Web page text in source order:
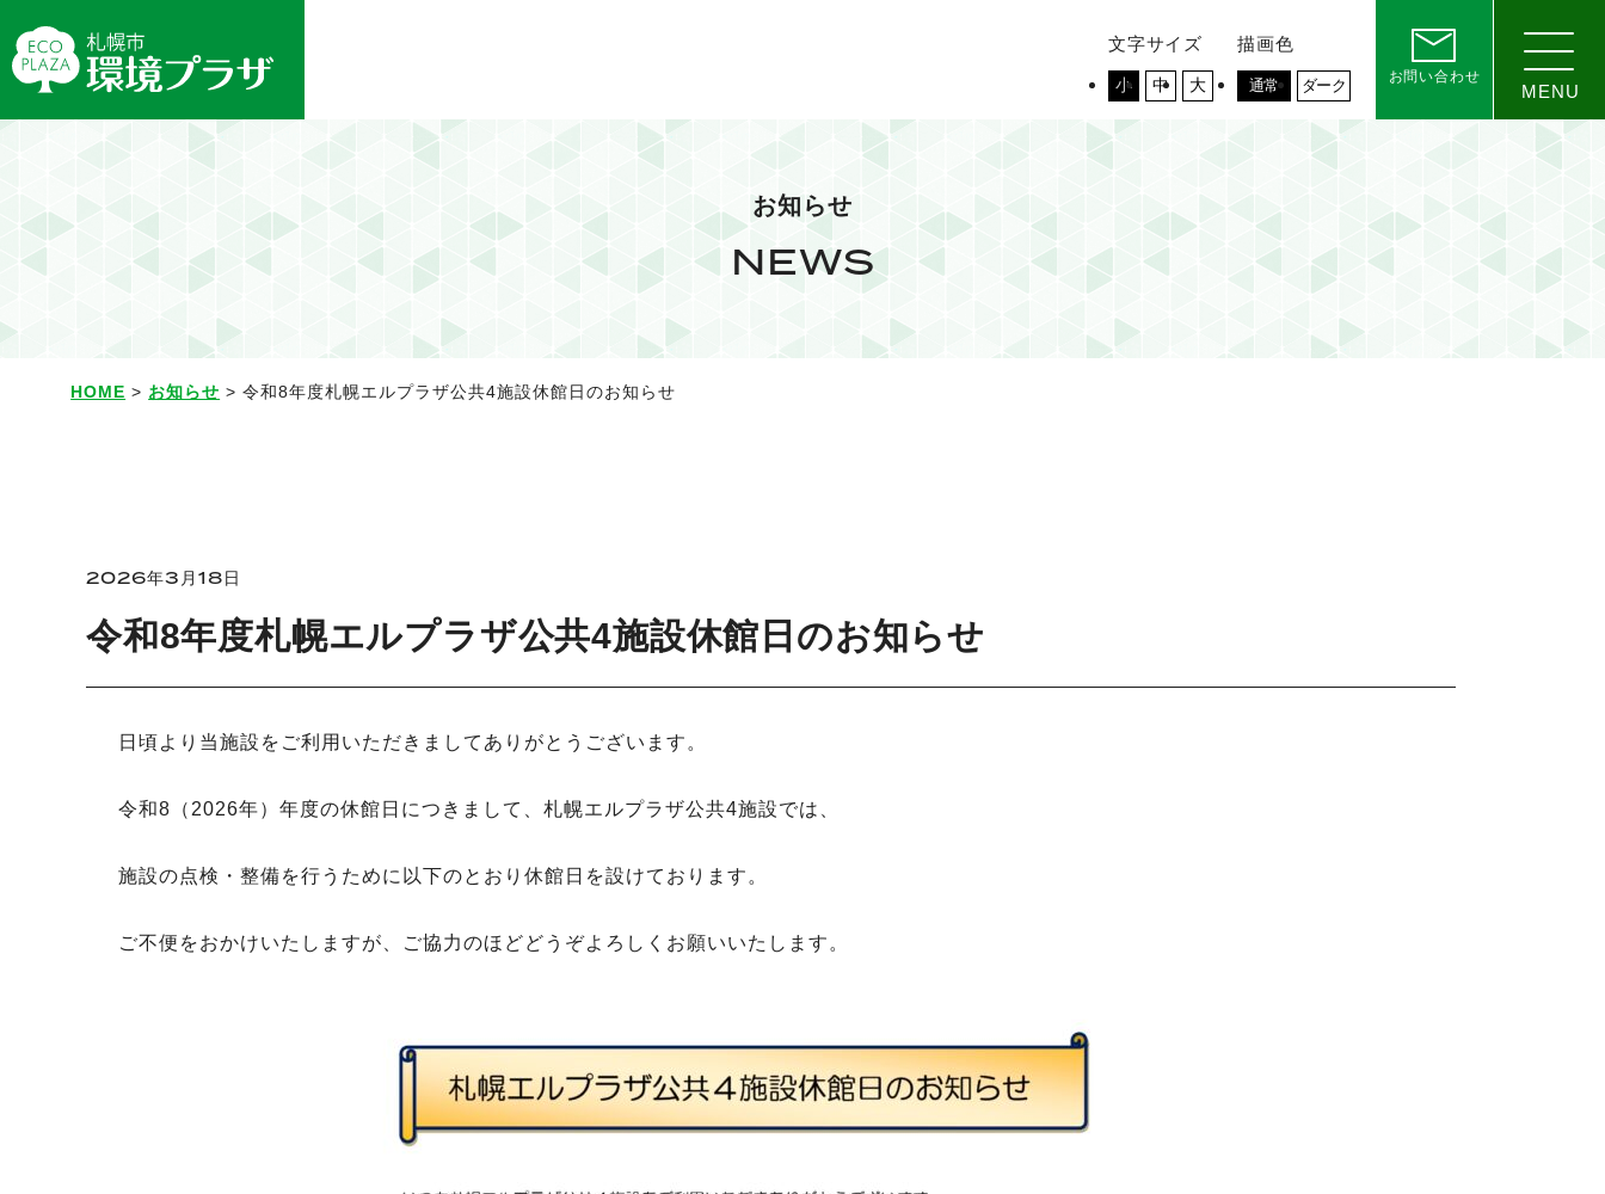
文字サイズ
小 中 大
描画色
通常 ダーク お問い合わせ
お知らせ
NEWS
HOME > お知らせ > 令和8年度札幌エルプラザ公共4施設休館日のお知らせ
令和8年度札幌エルプラザ公共4施設休館日のお知らせ
2026年3月18日
日頃より当施設をご利用いただきましてありがとうございます。
令和8（2026年）年度の休館日につきまして、札幌エルプラザ公共4施設では、
施設の点検・整備を行うために以下のとおり休館日を設けております。
ご不便をおかけいたしますが、ご協力のほどどうぞよろしくお願いいたします。